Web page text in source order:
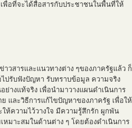
พื่อที่จะได้สื่อสารกับประชาชนในพื้นที่ให้
าวสารและแนวทางต่าง ๆของภาครัฐแล้ว ก็
ปรับฟังปัญหา รับทราบข้อมูล ความจริง
ย่างแท้จริง เพื่อนำมาวางแผนดำเนินการ
และวิธีการแก้ไขปัญหาของภาครัฐ เพื่อให้
ห้ความไว้วางใจ มีความรู้สึกรัก ผูกพัน
หมาะสมในด้านต่าง ๆ โดยต้องดำเนินการ